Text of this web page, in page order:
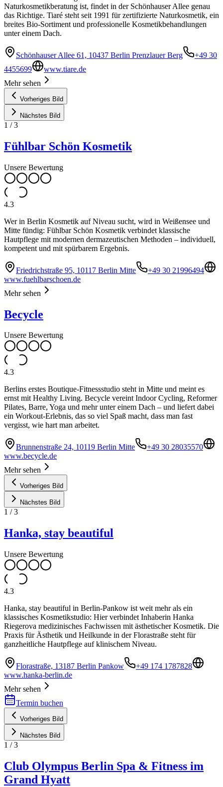
Naturkosmetikberatung ist, findet in der Schönhauser Allee genau
das Richtige. Tiaré steht seit 1991 für zertifizierte Naturkosmetik, ein
breites Bio-Sortiment und professionelle Kosmetikbehandlungen
unter einem Dach.
Schönhauser Allee 61, 10437 Berlin Prenzlauer Berg
+49 30
4455699
www.tiare.de
Mehr sehen
Vorheriges Bild
Nächstes Bild
1 /3
Fühlbar Schön Kosmetik
Unsere Bewertung
4.3
Wer in Berlin Kosmetik auf Niveau sucht, wird in Weißensee und
Mitte fündig: Fühlbar Schön Kosmetik verbindet klassische
Hautpflege mit modernen dermazeutischen Methoden – individuell,
kompetent und mit spürbarem Ergebnis.
Friedrichstraße 95, 10117 Berlin Mitte
+49 30 21996494
www.fuehlbarschoen.de
Mehr sehen
Becycle
Unsere Bewertung
4.3
Berlins erstes Boutique-Fitnessstudio steht in Mitte und meint es
ernst mit Healthy Living. Becycle vereint Indoor Cycling, Reformer
Pilates, Barre, Yoga und mehr unter einem Dach – und liefert dabei
ein Workout-Erlebnis, das so viel Spaß macht, dass man fast
vergisst, wie hart man arbeitet.
Brunnenstraße 24, 10119 Berlin Mitte
+49 30 28035570
www.becycle.de
Mehr sehen
Vorheriges Bild
Nächstes Bild
1 /3
Hanka, stay beautiful
Unsere Bewertung
4.3
Hanka, stay beautiful in Berlin-Pankow ist weit mehr als ein
klassisches Kosmetikstudio: Hier verbindet Inhaberin Hanka
Riegerova medizinisches Fachwissen mit ästhetischer Kosmetik. Die
Praxis für Ästhetik und Heilkunde in der Florastraße steht für
ganzheitliche Hautpflege auf klinischem Niveau.
Florastraße, 13187 Berlin Pankow
+49 174 1787828
www.hanka-berlin.de
Mehr sehen
Termin buchen
Vorheriges Bild
Nächstes Bild
1 /3
Club Olympus Berlin Spa & Fitness im
Grand Hyatt